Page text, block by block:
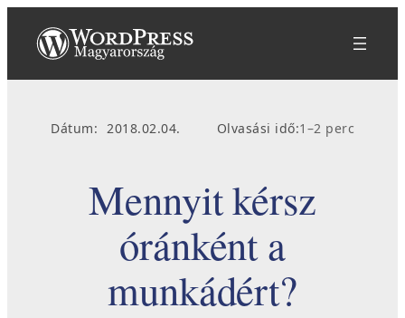
tartalomhoz
Dátum: 2018.02.04. Olvasási idő:1–2 perc
Mennyit kérsz
óránként a
munkádért?